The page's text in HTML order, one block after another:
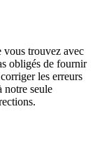
vous trouvez avec
obligés de fournir
les erreurs
notre seule